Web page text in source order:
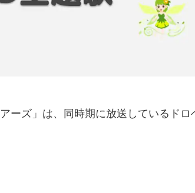
ーズ」は、同時期に放送しているドロ